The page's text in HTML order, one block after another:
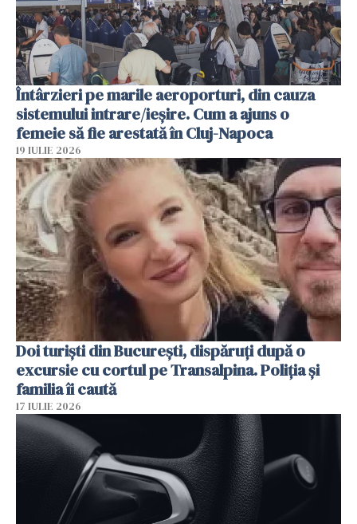
Întârzieri pe marile aeroporturi, din cauza
sistemului intrare/ieșire. Cum a ajuns o
femeie să fie arestată în Cluj-Napoca
19 IULIE 2026
Doi turiști din București, dispăruți după o
excursie cu cortul pe Transalpina. Poliția și
familia îi caută
17 IULIE 2026